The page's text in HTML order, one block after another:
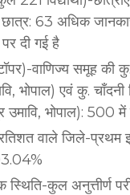
63 अधिक
दी गई है
वाणिज्य समूह की
भोपाल) एवं कु. चाँदनी
उमावि, भोपाल):
वाले जिले-
स्थिति-कुल अनुत्तीर्ण